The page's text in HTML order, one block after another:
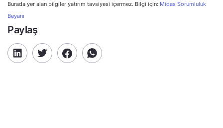
Burada yer alan bilgiler yatırım tavsiyesi içermez. Bilgi için: Midas Sorumluluk
Beyanı
Paylaş